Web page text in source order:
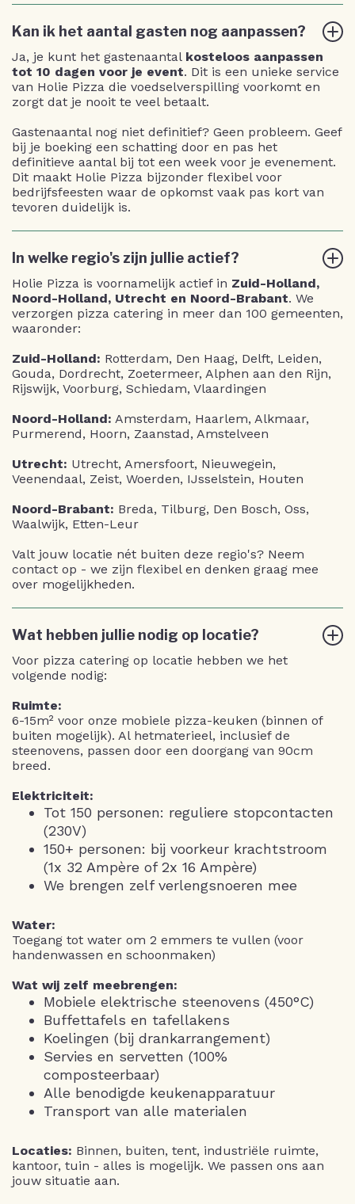
Kan ik het aantal gasten nog aanpassen?
Ja, je kunt het gastenaantal kosteloos aanpassen
tot 10 dagen voor je event. Dit is een unieke service
van Holie Pizza die voedselverspilling voorkomt en
zorgt dat je nooit te veel betaalt.
Gastenaantal nog niet definitief? Geen probleem. Geef
bij je boeking een schatting door en pas het
definitieve aantal bij tot een week voor je evenement.
Dit maakt Holie Pizza bijzonder flexibel voor
bedrijfsfeesten waar de opkomst vaak pas kort van
tevoren duidelijk is.
In welke regio's zijn jullie actief?
Holie Pizza is voornamelijk actief in Zuid-Holland,
Noord-Holland, Utrecht en Noord-Brabant. We
verzorgen pizza catering in meer dan 100 gemeenten,
waaronder:
Zuid-Holland: Rotterdam, Den Haag, Delft, Leiden,
Gouda, Dordrecht, Zoetermeer, Alphen aan den Rijn,
Rijswijk, Voorburg, Schiedam, Vlaardingen
Noord-Holland: Amsterdam, Haarlem, Alkmaar,
Purmerend, Hoorn, Zaanstad, Amstelveen
Utrecht: Utrecht, Amersfoort, Nieuwegein,
Veenendaal, Zeist, Woerden, IJsselstein, Houten
Noord-Brabant: Breda, Tilburg, Den Bosch, Oss,
Waalwijk, Etten-Leur
Valt jouw locatie nét buiten deze regio's? Neem
contact op - we zijn flexibel en denken graag mee
over mogelijkheden.
Wat hebben jullie nodig op locatie?
Voor pizza catering op locatie hebben we het
volgende nodig:
Ruimte:
6-15m² voor onze mobiele pizza-keuken (binnen of
buiten mogelijk). Al hetmaterieel, inclusief de
steenovens, passen door een doorgang van 90cm
breed.
Elektriciteit:
Tot 150 personen: reguliere stopcontacten
(230V)
150+ personen: bij voorkeur krachtstroom
(1x 32 Ampère of 2x 16 Ampère)
We brengen zelf verlengsnoeren mee
Water:
Toegang tot water om 2 emmers te vullen (voor
handenwassen en schoonmaken)
Wat wij zelf meebrengen:
Mobiele elektrische steenovens (450°C)
Buffettafels en tafellakens
Koelingen (bij drankarrangement)
Servies en servetten (100%
composteerbaar)
Alle benodigde keukenapparatuur
Transport van alle materialen
Locaties: Binnen, buiten, tent, industriële ruimte,
kantoor, tuin - alles is mogelijk. We passen ons aan
jouw situatie aan.